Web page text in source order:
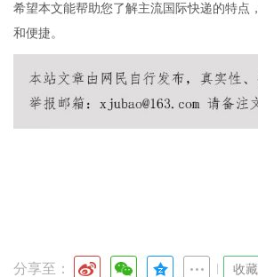
希望本文能帮助您了解主流国际快递的特点
和便捷。
分享至： 收藏